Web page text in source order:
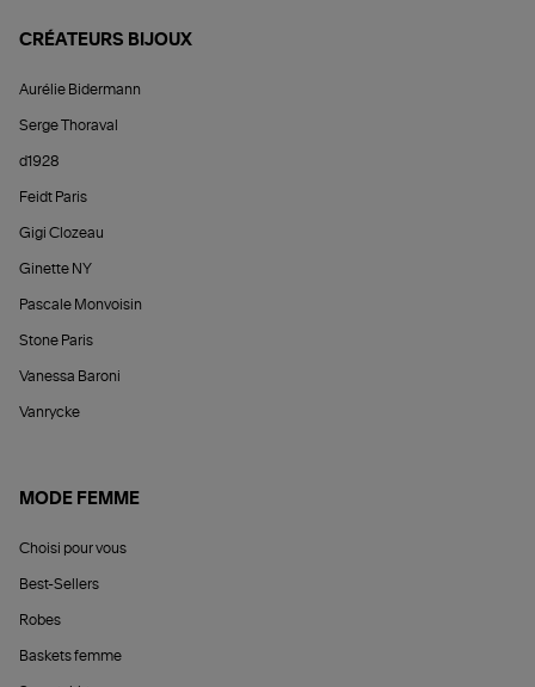
CRÉATEURS BIJOUX
Aurélie Bidermann
Serge Thoraval
d1928
Feidt Paris
Gigi Clozeau
Ginette NY
Pascale Monvoisin
Stone Paris
Vanessa Baroni
Vanrycke
MODE FEMME
Choisi pour vous
Best-Sellers
Robes
Baskets femme